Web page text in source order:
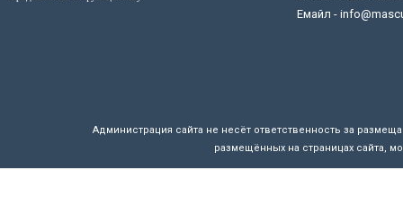
Емайл -
Администрация сайта не несёт ответственность за
размещённых на страницах сайта,